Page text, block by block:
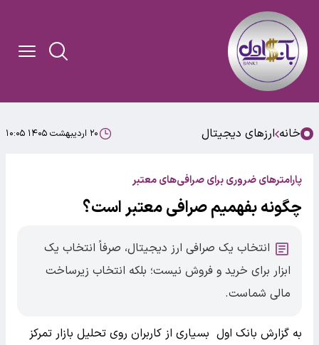
خانه ارزهای دیجیتال ۲۰ اردیبهشت ۱۴۰۵ ۱۰:۰۵
پارامترهای ضروری برای صرافی‌های معتبر
چگونه بفهمیم صرافی معتبر است؟
انتخاب یک صرافی ارز دیجیتال، صرفاً انتخاب یک
ابزار برای خرید و فروش نیست؛ بلکه انتخاب زیرساخت
مالی شماست.
به گزارش بانک اول بسیاری از کاربران روی تحلیل بازار تمرکز